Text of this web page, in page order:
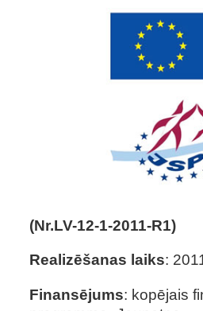
(Nr.LV-12-1-2011-R1)
Realizēšanas laiks:
Finansējums: kopējais